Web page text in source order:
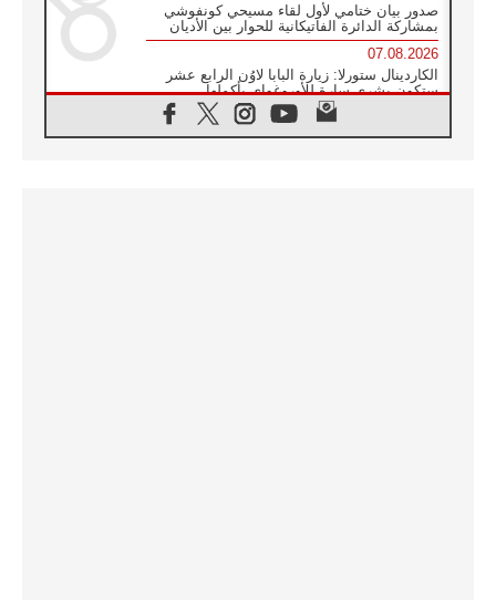
صدور بيان ختامي لأول لقاء مسيحي كونفوشي
بمشاركة الدائرة الفاتيكانية للحوار بين الأديان
07.08.2026
الكاردينال ستورلا: زيارة البابا لاوُن الرابع عشر
ستكون بشرى سارة للأوروغواي بأكملها
الفاتيكان يعلن برنامج الزيارة الرسولية للبابا لاوُن